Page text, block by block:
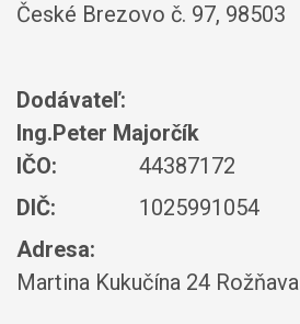
České Brezovo č. 97, 98503
Dodávateľ:
Ing.Peter Majorčík
IČO:
44387172
DIČ:
1025991054
Adresa:
Martina Kukučína 24 Rožňava